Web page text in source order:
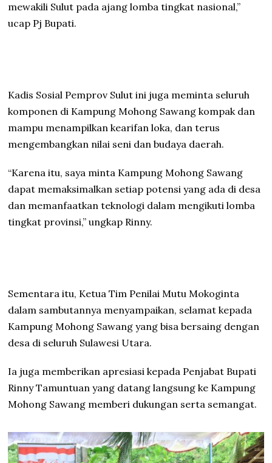
mewakili Sulut pada ajang lomba tingkat nasional,”
ucap Pj Bupati.
Kadis Sosial Pemprov Sulut ini juga meminta seluruh
komponen di Kampung Mohong Sawang kompak dan
mampu menampilkan kearifan loka, dan terus
mengembangkan nilai seni dan budaya daerah.
“Karena itu, saya minta Kampung Mohong Sawang
dapat memaksimalkan setiap potensi yang ada di desa
dan memanfaatkan teknologi dalam mengikuti lomba
tingkat provinsi,” ungkap Rinny.
Sementara itu, Ketua Tim Penilai Mutu Mokoginta
dalam sambutannya menyampaikan, selamat kepada
Kampung Mohong Sawang yang bisa bersaing dengan
desa di seluruh Sulawesi Utara.
Ia juga memberikan apresiasi kepada Penjabat Bupati
Rinny Tamuntuan yang datang langsung ke Kampung
Mohong Sawang memberi dukungan serta semangat.